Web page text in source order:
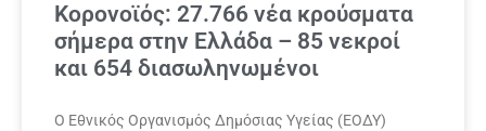
Κορονοϊός: 27.766 νέα κρούσματα
σήμερα στην Ελλάδα – 85 νεκροί
και 654 διασωληνωμένοι
Ο Εθνικός Οργανισμός Δημόσιας Υγείας (ΕΟΔΥ)